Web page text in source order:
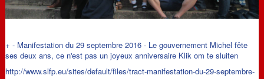
+ - Manifestation du 29 septembre 2016 - Le gouvernement Michel fête
ses deux ans, ce n'est pas un joyeux anniversaire Klik om te sluiten
http://www.slfp.eu/sites/default/files/tract-manifestation-du-29-septembre-